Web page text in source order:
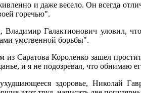
и даже весело. Он всегда
горечью".
Владимир Галактионович уловил,
умственной борьбы".
из Саратова Короленко зашел
и я не подозревал, что обнимаю
здоровье, Николай